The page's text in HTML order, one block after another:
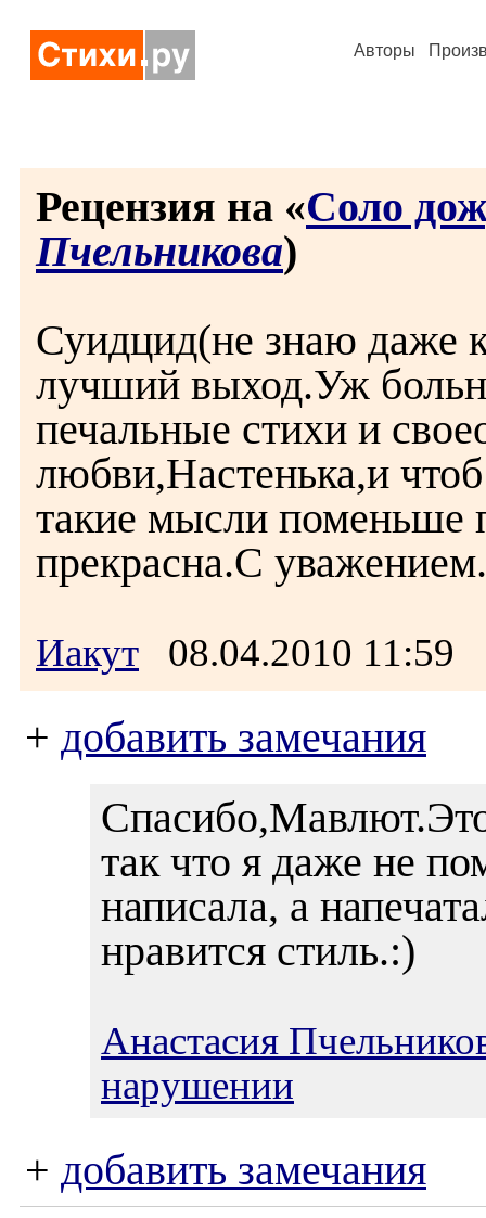
Авторы
Рецензия на «Соло
Пчельникова)
Суидцид(не знаю даже
лучший выход.Уж
печальные стихи и
любви,Настенька,и чтоб
такие мысли поменьше
прекрасна.С уважением.
Иакут 08.04.2010 11:59
+ добавить замечания
так что я даже не
написала, а
нравится стиль.:)
Анастасия
нарушении
+ добавить замечания